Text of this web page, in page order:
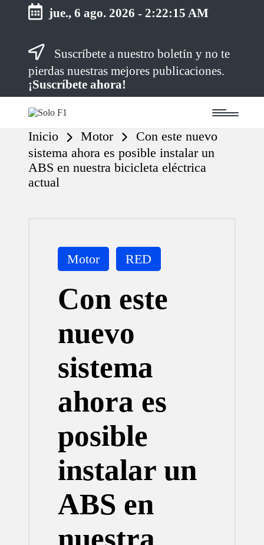
jue., 6 ago. 2026 -2:22:15 AM
Suscríbete a nuestro boletín y no te
pierdas nuestras mejores publicaciones.
¡Suscríbete ahora!
S
o
F
1
Para
de
F1
Inicio Motor
Con este nuevo
sistema ahora es posible instalar un
ABS en nuestra bicicleta eléctrica
actual
Publicada
en
Motor RED
Con este
nuevo
sistema
ahora es
posible
instalar un
ABS en
nuestra